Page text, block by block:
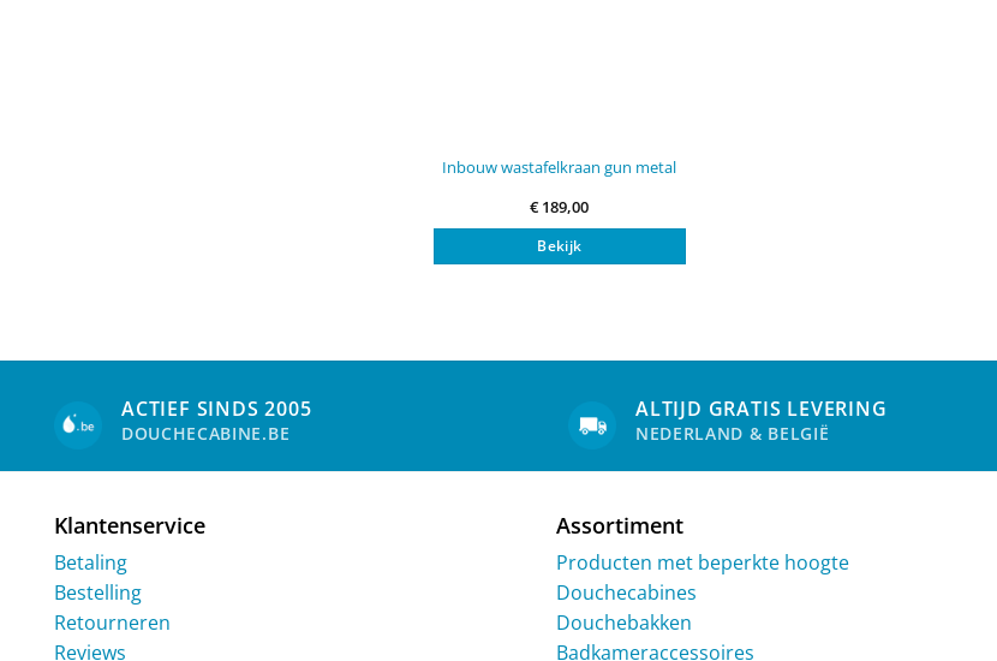
Inbouw wastafelkraan gun metal
€ 189,00
Bekijk
ACTIEF SINDS 2005
DOUCHECABINE.BE
ALTIJD GRATIS LEVERING
NEDERLAND & BELGIË
Klantenservice
Betaling
Bestelling
Retourneren
Reviews
Assortiment
Producten met beperkte hoogte
Douchecabines
Douchebakken
Badkameraccessoires